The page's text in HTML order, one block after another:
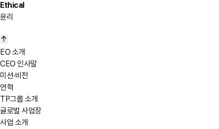
Ethical
윤리
EO 소개
CEO 인사말
미션·비전
연혁
TP그룹 소개
글로벌 사업장
사업 소개